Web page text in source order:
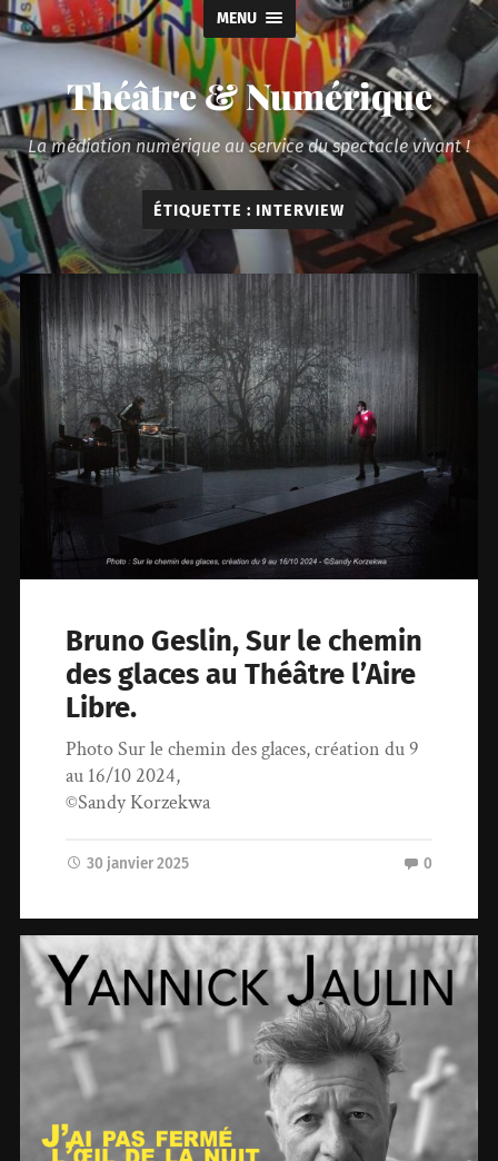
MENU
Théâtre & Numérique
La médiation numérique au service du spectacle vivant !
ÉTIQUETTE : INTERVIEW
Bruno Geslin, Sur le chemin
des glaces au Théâtre l’Aire
Libre.
Photo Sur le chemin des glaces, création du 9
au 16/10 2024,
©Sandy Korzekwa
30 janvier 2025 0